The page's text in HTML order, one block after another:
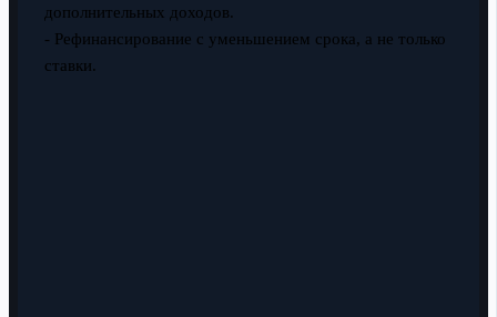
дополнительных доходов.
- Рефинансирование с уменьшением срока, а не только
ставки.